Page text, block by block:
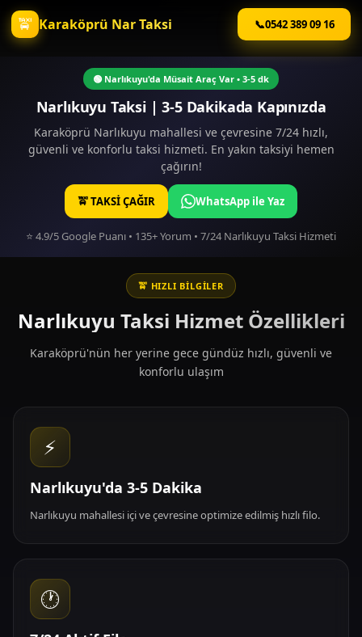
🚖 Karaköprü Nar Taksi 📞0542 389 09 16
🟢 Narlıkuyu'da Müsait Araç Var • 3-5 dk
Narlıkuyu Taksi | 3-5 Dakikada Kapınızda
Karaköprü Narlıkuyu mahallesi ve çevresine 7/24 hızlı,
güvenli ve konforlu taksi hizmeti. En yakın taksiyi hemen
çağırın!
🚖 TAKSİ ÇAĞIR WhatsApp ile Yaz
⭐ 4.9/5 Google Puanı • 135+ Yorum • 7/24 Narlıkuyu Taksi Hizmeti
🚖 HIZLI BİLGİLER
Narlıkuyu Taksi Hizmet Özellikleri
Karaköprü'nün her yerine gece gündüz hızlı, güvenli ve
konforlu ulaşım
⚡
Narlıkuyu'da 3-5 Dakika
Narlıkuyu mahallesi içi ve çevresine optimize edilmiş hızlı filo.
🕐